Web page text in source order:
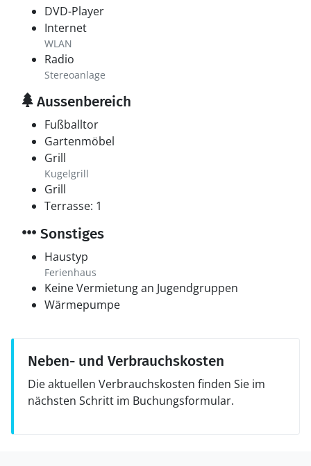
DVD-Player
Internet
WLAN
Radio
Stereoanlage
Aussenbereich
Fußballtor
Gartenmöbel
Grill
Kugelgrill
Grill
Terrasse: 1
Sonstiges
Haustyp
Ferienhaus
Keine Vermietung an Jugendgruppen
Wärmepumpe
Neben- und Verbrauchskosten
Die aktuellen Verbrauchskosten finden Sie im
nächsten Schritt im Buchungsformular.